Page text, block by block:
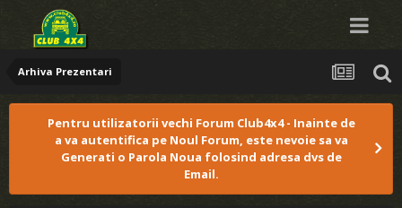
Arhiva Prezentari
Pentru utilizatorii vechi Forum Club4x4 - Inainte de
a va autentifica pe Noul Forum, este nevoie sa va
Generati o Parola Noua folosind adresa dvs de
Email.